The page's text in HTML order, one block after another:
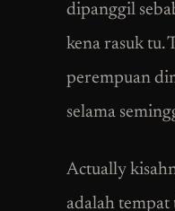
dipanggil
kena rasuk tu.
perempuan
selama
Actually
adalah tempat